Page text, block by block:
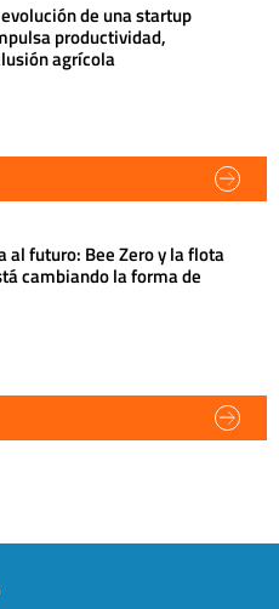
de una startup
productividad,
agrícola
al futuro: Bee Zero y la flota
cambiando la forma de